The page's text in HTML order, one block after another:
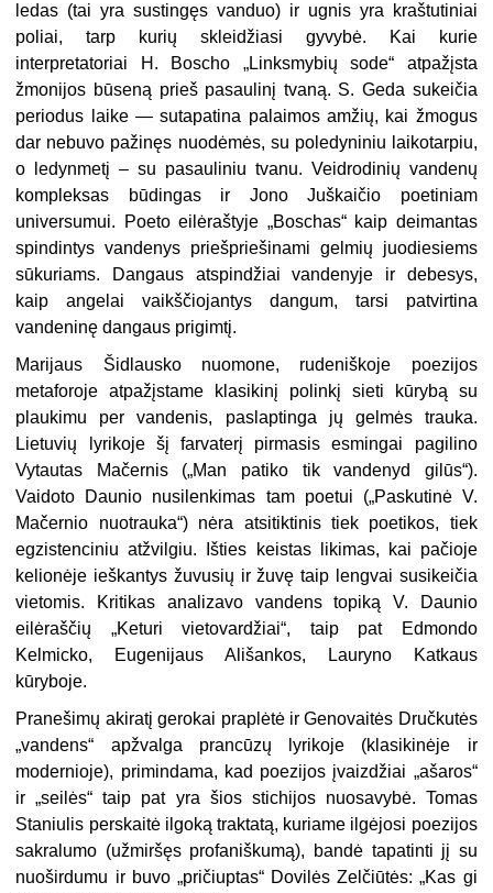
ledas (tai yra sustingęs vanduo) ir ugnis yra kraštutiniai
poliai, tarp kurių skleidžiasi gyvybė. Kai kurie
interpretatoriai H. Boscho „Linksmybių sode“ atpažįs­ta
žmonijos būseną prieš pasaulinį tvaną. S. Geda sukeičia
periodus laike — sutapatina palaimos amžių, kai žmogus
dar nebuvo pažinęs nuodėmės, su poledyniniu laiko­tarpiu,
o ledynmetį – su pasauliniu tvanu. Veidrodinių vandenų
kompleksas būdingas ir Jono Juškaičio poetiniam
universumui. Poeto eilėraštyje „Boschas“ kaip deimantas
spindin­tys vandenys priešpriešinami gelmių juodie­siems
sūkuriams. Dangaus atspindžiai van­denyje ir debesys,
kaip angelai vaikščiojantys dangum, tarsi patvirtina
vandeninę dangaus prigimtį.
Marijaus Šidlausko nuomone, rudeniškoje poezijos
metaforoje atpažįstame klasikinį polinkį sieti kūrybą su
plaukimu per vande­nis, paslaptinga jų gelmės trauka.
Lietuvių lyrikoje šį farvaterį pirmasis esmingai pagili­no
Vytautas Mačernis („Man patiko tik vandenyd gilūs“).
Vaidoto Daunio nusilenkimas tam poetui („Paskutinė V.
Mačernio nuotrau­ka“) nėra atsitiktinis tiek poetikos, tiek
egzistenciniu atžvilgiu. Išties keistas likimas, kai pačioje
kelionėje ieškantys žuvusių ir žuvę taip lengvai susikeičia
vietomis. Kritikas analizavo vandens topiką V. Daunio
eilėraščių „Keturi vietovardžiai“, taip pat Edmondo
Kelmicko, Eugenijaus Ališankos, Lauryno Katkaus
kūryboje.
Pranešimų akiratį gerokai praplėtė ir Genovaitės Dručkutės
„vandens“ apžvalga prancūzų lyrikoje (klasikinėje ir
modernioje), primindama, kad poezijos įvaizdžiai „ašaros“
ir „seilės“ taip pat yra šios stichijos nuosavy­bė. Tomas
Staniulis perskaitė ilgoką traktatą, kuriame ilgėjosi poezijos
sakralumo (užmir­šęs profaniškumą), bandė tapatinti jį su
nuoširdumu ir buvo „pričiuptas“ Dovilės Zelčiūtės: „Kas gi